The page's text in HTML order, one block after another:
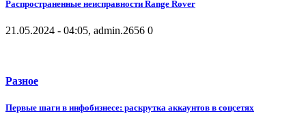
Распространенные неисправности Range Rover
21.05.2024 - 04:05, admin.2656 0
Разное
Первые шаги в инфобизнесе: раскрутка аккаунтов в соцсетях